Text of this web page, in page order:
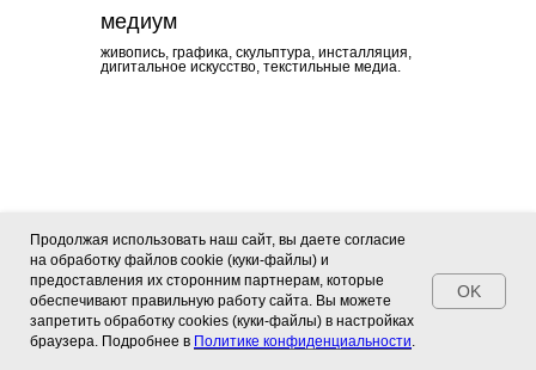
медиум
живопись, графика, скульптура, инсталляция,
дигитальное искусство, текстильные медиа.
Продолжая использовать наш сайт, вы даете согласие
на обработку файлов cookie (куки-файлы) и
предоставления их сторонним партнерам, которые
обеспечивают правильную работу сайта. Вы можете
запретить обработку сookies (куки-файлы) в настройках
браузера. Подробнее в Политике конфиденциальности.
OK